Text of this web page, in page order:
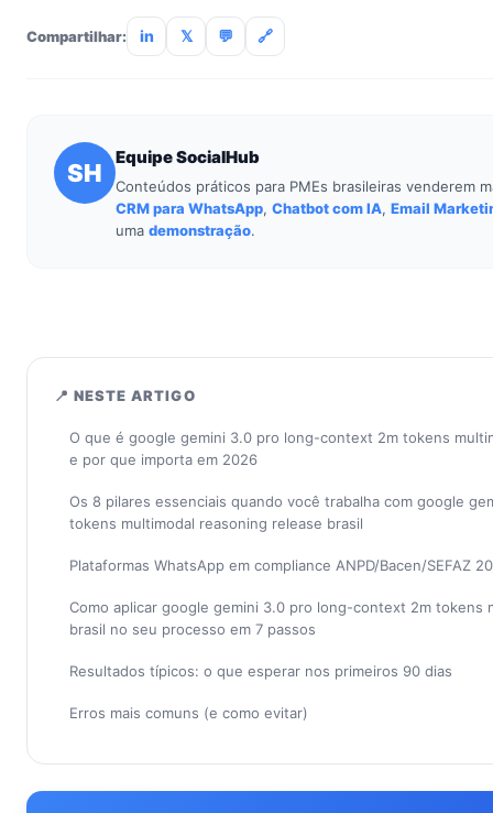
Compartilhar: in 𝕏 💬 🔗
SH
Equipe SocialHub
Conteúdos práticos para PMEs brasileiras venderem
CRM para WhatsApp, Chatbot com IA, Email
uma demonstração.
📍 NESTE ARTIGO
O que é google gemini 3.0 pro long-context 2m tokens
e por que importa em 2026
Os 8 pilares essenciais quando você trabalha com google
tokens multimodal reasoning release brasil
Plataformas WhatsApp em compliance ANPD/Bacen/SEFAZ
Como aplicar google gemini 3.0 pro long-context 2m tokens
brasil no seu processo em 7 passos
Resultados típicos: o que esperar nos primeiros 90 dias
Erros mais comuns (e como evitar)